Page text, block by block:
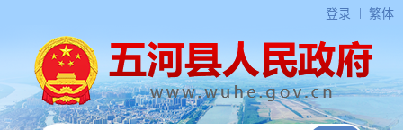
登录 繁体